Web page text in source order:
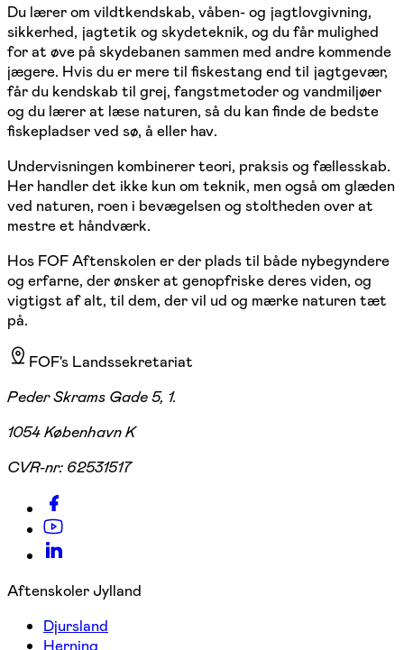
Du lærer om vildtkendskab, våben- og jagtlovgivning,
sikkerhed, jagtetik og skydeteknik, og du får mulighed
for at øve på skydebanen sammen med andre kommende
jægere. Hvis du er mere til fiskestang end til jagtgevær,
får du kendskab til grej, fangstmetoder og vandmiljøer
og du lærer at læse naturen, så du kan finde de bedste
fiskepladser ved sø, å eller hav.
Undervisningen kombinerer teori, praksis og fællesskab.
Her handler det ikke kun om teknik, men også om glæden
ved naturen, roen i bevægelsen og stoltheden over at
mestre et håndværk.
Hos FOF Aftenskolen er der plads til både nybegyndere
og erfarne, der ønsker at genopfriske deres viden, og
vigtigst af alt, til dem, der vil ud og mærke naturen tæt
på.
FOF's Landssekretariat
Peder Skrams Gade 5, 1.
1054 København K
CVR-nr: 62531517
Aftenskoler Jylland
Djursland
Herning